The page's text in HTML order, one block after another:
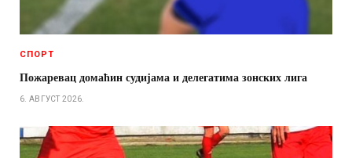
СПОРТ
Пожаревац домаћин судијама и делегатима зонских лига
6. АВГУСТ 2026.